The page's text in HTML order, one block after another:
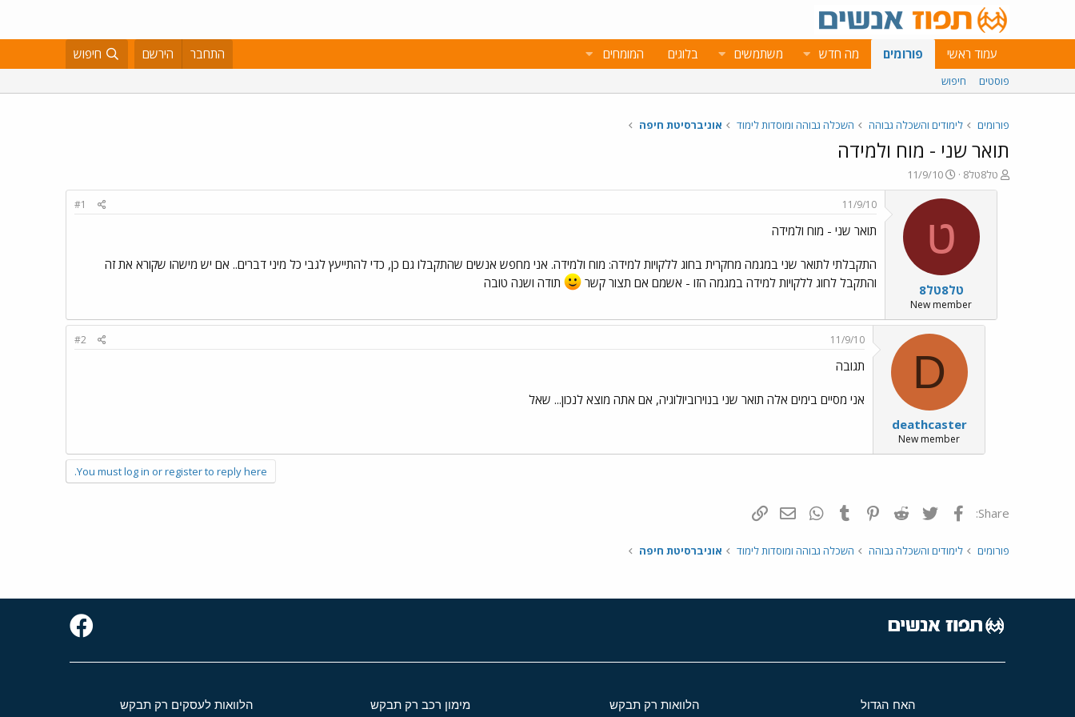
עמוד ראשי פורומים מה חדש משתמשים בלוגים המומחים התחבר הירשם חיפוש
פוסטים חיפוש
פורומים לימודים והשכלה גבוהה השכלה גבוהה ומוסדות לימוד אוניברסיטת חיפה
תואר שני - מוח ולמידה
פ
ו
טל8טל8
פ
ו
ר
ם
ב
א
ר
י
ך
11/9/10
ט
טל8טל8
New member
11/9/10
#1
תואר שני - מוח ולמידה
התקבלתי לתואר שני במגמה מחקרית בחוג ללקויות למידה: מוח ולמידה. אני מחפש אנשים שהתקבלו גם כן, כדי להתייעץ לגבי כל מיני דברים.. אם יש מישהו שקורא את זה
והתקבל לחוג ללקויות למידה במגמה הזו - אשמם אם תצור קשר
תודה ושנה טובה
D
deathcaster
New member
11/9/10
#2
תגובה
אני מסיים בימים אלה תואר שני בנוירוביולוגיה, אם אתה מוצא לנכון... שאל
You must log in or register to reply here.
Share: פייסבוק Twitter
Reddit
Pinterest
Tumblr
WhatsAppדואר אלקטרוני
פורומים לימודים והשכלה גבוהה השכלה גבוהה ומוסדות לימוד אוניברסיטת חיפה
האח הגדול הלוואות רק תבקש מימון רכב רק תבקש הלוואות לעסקים רק תבקש